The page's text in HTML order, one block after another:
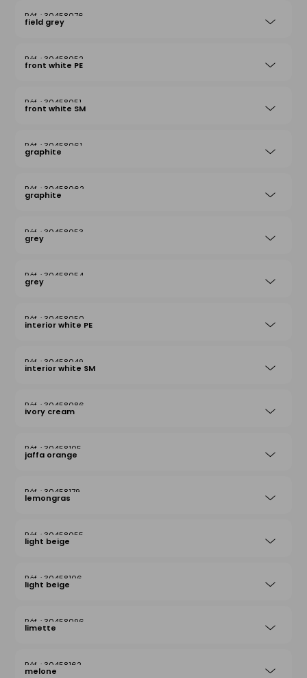
30458076
field grey
30458052
front white PE
30458051
front white SM
30458061
graphite
30458062
graphite
30458053
grey
30458054
grey
30458050
interior white PE
30458049
interior white SM
30458086
ivory cream
30458105
jaffa orange
30458179
lemongras
30458055
light beige
30458106
light beige
30458096
limette
30458162
melone